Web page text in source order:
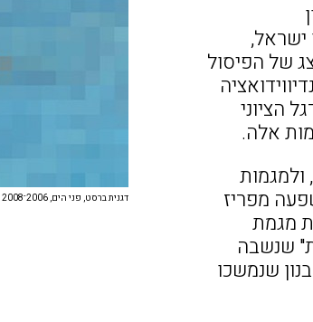
ישראל,
של הפיסול
הציוני
אלה.
מפריז
מגמת
שנשבה
שנמשכו
דגנית ברסט, פני הים, 2006־2008